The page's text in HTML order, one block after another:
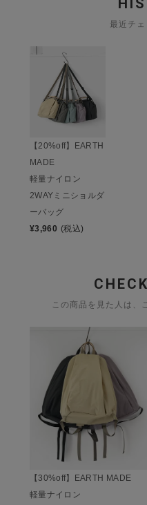
最近チ
【20%off】EARTH
MADE
軽量ナイロン
2WAYミニショルダ
ーバッグ
¥3,960 (税込)
この商品を見た人は、
【30%off】EARTH MADE
軽量ナイロン